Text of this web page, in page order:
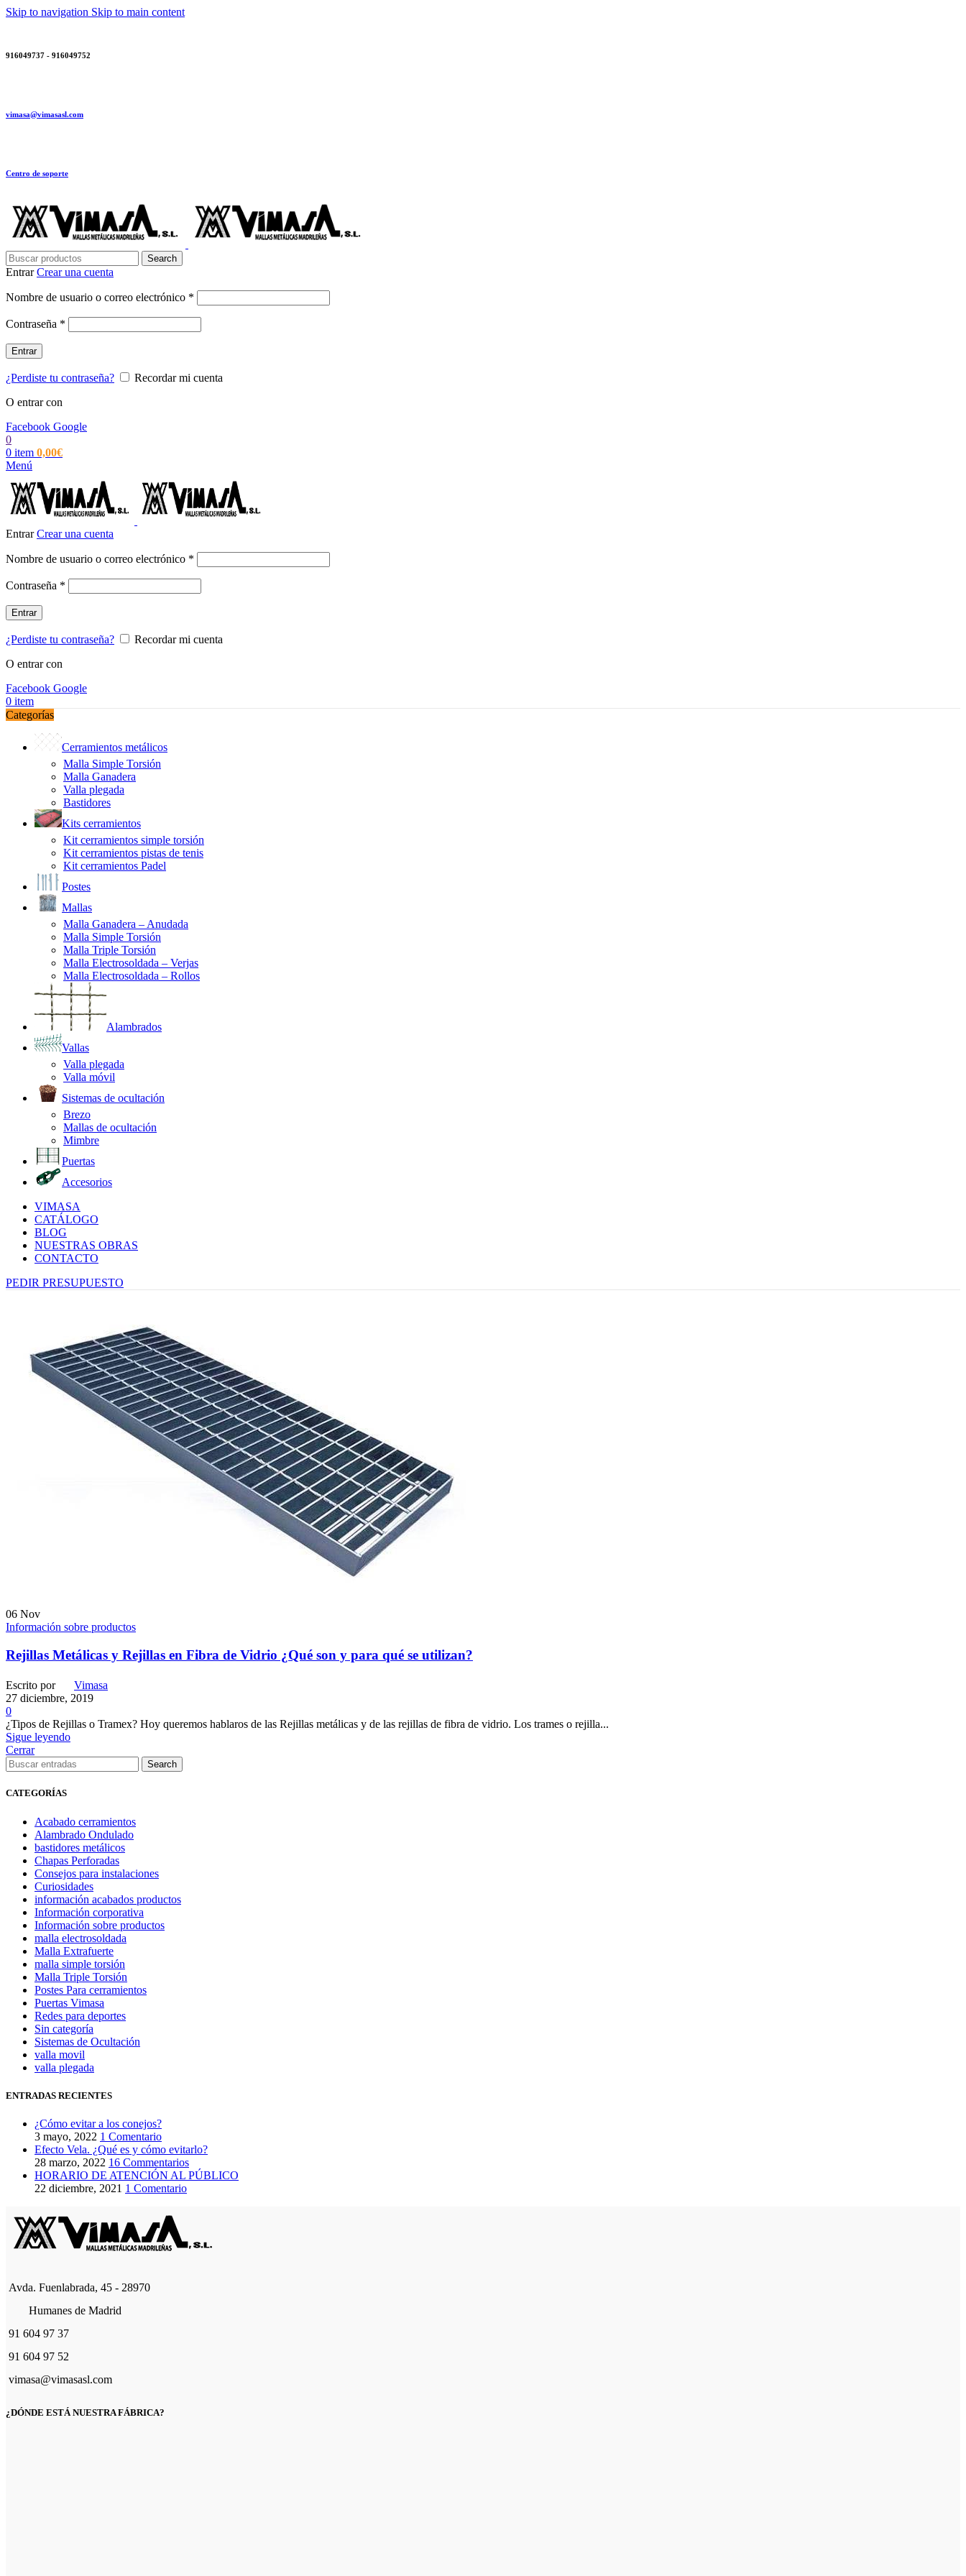
Skip to navigation Skip to main content
916049737 - 916049752
vimasa@vimasasl.com
Centro de soporte
Search
EntrarCrear una cuenta
Nombre de usuario o correo electrónico *
Contraseña *
Entrar
¿Perdiste tu contraseña?
Recordar mi cuenta
O entrar con
Facebook Google
0
0 item 0,00€
Menú
EntrarCrear una cuenta
Nombre de usuario o correo electrónico *
Contraseña *
Entrar
¿Perdiste tu contraseña?
Recordar mi cuenta
O entrar con
Facebook Google
0 item
Categorías
Cerramientos metálicos
Malla Simple Torsión
Malla Ganadera
Valla plegada
Bastidores
Kits cerramientos
Kit cerramientos simple torsión
Kit cerramientos pistas de tenis
Kit cerramientos Padel
Postes
Mallas
Malla Ganadera – Anudada
Malla Simple Torsión
Malla Triple Torsión
Malla Electrosoldada – Verjas
Malla Electrosoldada – Rollos
Alambrados
Vallas
Valla plegada
Valla móvil
Sistemas de ocultación
Brezo
Mallas de ocultación
Mimbre
Puertas
Accesorios
VIMASA
CATÁLOGO
BLOG
NUESTRAS OBRAS
CONTACTO
PEDIR PRESUPUESTO
06 Nov
Información sobre productos
Rejillas Metálicas y Rejillas en Fibra de Vidrio ¿Qué son y para qué se utilizan?
Escrito por
Vimasa
27 diciembre, 2019
0
¿Tipos de Rejillas o Tramex? Hoy queremos hablaros de las Rejillas metálicas y de las rejillas de fibra de vidrio. Los trames o rejilla...
Sigue leyendo
Cerrar
Search
CATEGORÍAS
Acabado cerramientos
Alambrado Ondulado
bastidores metálicos
Chapas Perforadas
Consejos para instalaciones
Curiosidades
información acabados productos
Información corporativa
Información sobre productos
malla electrosoldada
Malla Extrafuerte
malla simple torsión
Malla Triple Torsión
Postes Para cerramientos
Puertas Vimasa
Redes para deportes
Sin categoría
Sistemas de Ocultación
valla movil
valla plegada
ENTRADAS RECIENTES
¿Cómo evitar a los conejos?
3 mayo, 2022 1 Comentario
Efecto Vela. ¿Qué es y cómo evitarlo?
28 marzo, 2022 16 Commentarios
HORARIO DE ATENCIÓN AL PÚBLICO
22 diciembre, 2021 1 Comentario
Avda. Fuenlabrada, 45 - 28970
Humanes de Madrid
91 604 97 37
91 604 97 52
vimasa@vimasasl.com
¿DÓNDE ESTÁ NUESTRA FÁBRICA?